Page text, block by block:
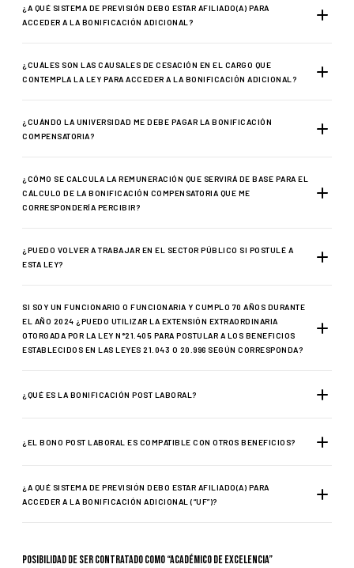
¿A QUÉ SISTEMA DE PREVISIÓN DEBO ESTAR AFILIADO(A) PARA
ACCEDER A LA BONIFICACIÓN ADICIONAL?
¿CUÁLES SON LAS CAUSALES DE CESACIÓN EN EL CARGO QUE
CONTEMPLA LA LEY PARA ACCEDER A LA BONIFICACIÓN ADICIONAL?
¿CUÁNDO LA UNIVERSIDAD ME DEBE PAGAR LA BONIFICACIÓN
COMPENSATORIA?
¿CÓMO SE CALCULA LA REMUNERACIÓN QUE SERVIRÁ DE BASE PARA EL
CÁLCULO DE LA BONIFICACIÓN COMPENSATORIA QUE ME
CORRESPONDERÍA PERCIBIR?
¿PUEDO VOLVER A TRABAJAR EN EL SECTOR PÚBLICO SI POSTULÉ A
ESTA LEY?
SI SOY UN FUNCIONARIO O FUNCIONARIA Y CUMPLO 70 AÑOS DURANTE
EL AÑO 2024 ¿PUEDO UTILIZAR LA EXTENSIÓN EXTRAORDINARIA
OTORGADA POR LA LEY N°21.405 PARA POSTULAR A LOS BENEFICIOS
ESTABLECIDOS EN LAS LEYES 21.043 O 20.996 SEGÚN CORRESPONDA?
¿QUÉ ES LA BONIFICACIÓN POST LABORAL?
¿EL BONO POST LABORAL ES COMPATIBLE CON OTROS BENEFICIOS?
¿A QUÉ SISTEMA DE PREVISIÓN DEBO ESTAR AFILIADO(A) PARA
ACCEDER A LA BONIFICACIÓN ADICIONAL (“UF”)?
posibilidad de ser contratado como “académico de excelencia”